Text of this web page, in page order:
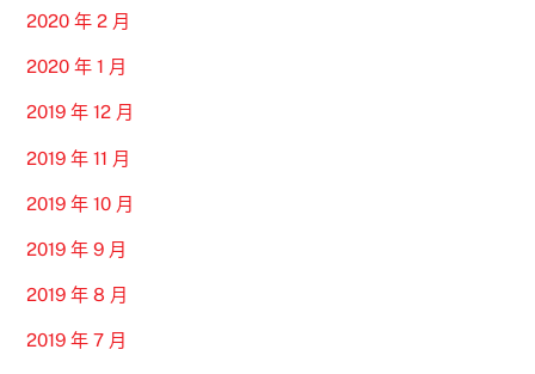
2020 年 2 月
2020 年 1 月
2019 年 12 月
2019 年 11 月
2019 年 10 月
2019 年 9 月
2019 年 8 月
2019 年 7 月